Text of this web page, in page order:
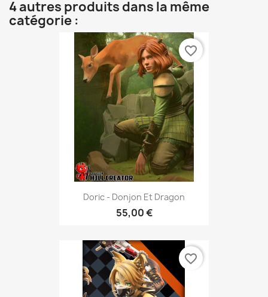
4 autres produits dans la même
catégorie :
Doric - Donjon Et Dragon
55,00 €
favorite_border
favorite_border